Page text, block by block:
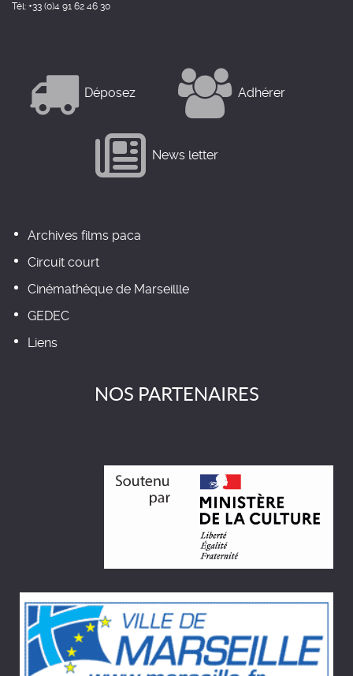
Tél: +33 (0)4 91 62 46 30
Déposez Adhérer
News letter
Archives films paca
Circuit court
Cinémathèque de Marseillle
GEDEC
Liens
NOS PARTENAIRES